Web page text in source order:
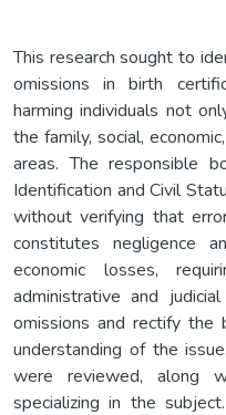
This research sought to
omissions in birth
harming individuals not
the family, social,
areas. The responsible
Identification and Civil
without verifying that
constitutes negligence
economic losses,
administrative and
omissions and rectify
understanding of the
were reviewed, along
specializing in the